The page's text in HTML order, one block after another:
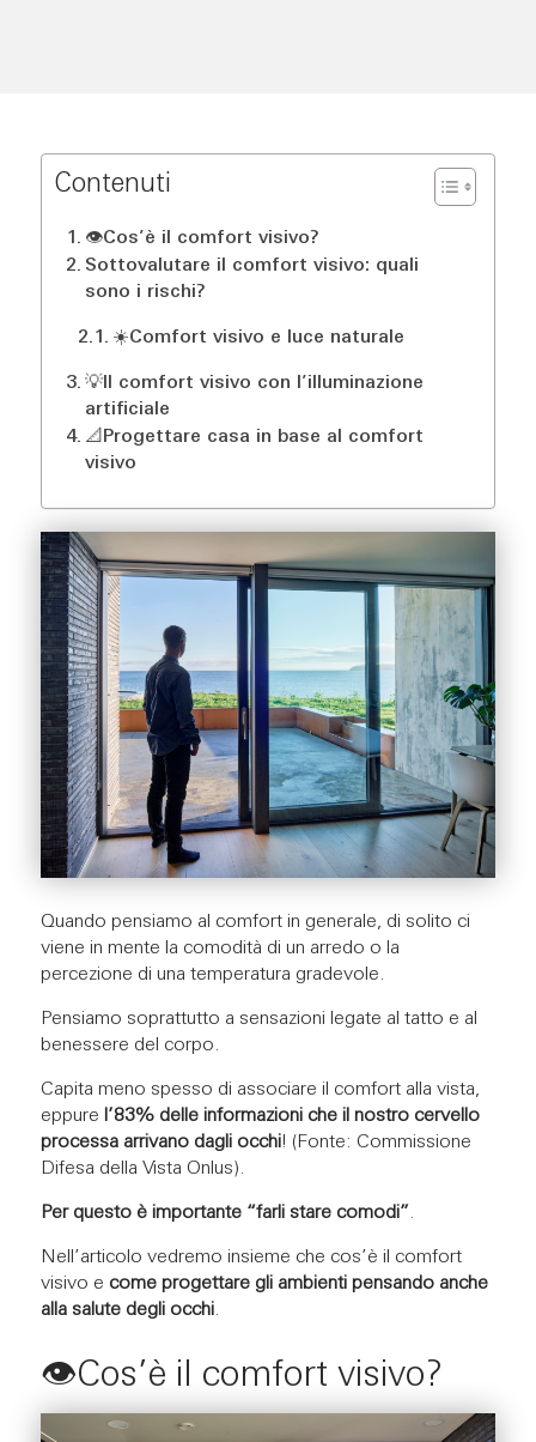
Contenuti
👁️Cos’è il comfort visivo?
Sottovalutare il comfort visivo: quali
sono i rischi?
☀️Comfort visivo e luce naturale
💡Il comfort visivo con l’illuminazione
artificiale
📐Progettare casa in base al comfort
visivo
Quando pensiamo al comfort in generale, di solito ci
viene in mente la comodità di un arredo o la
percezione di una temperatura gradevole.
Pensiamo soprattutto a sensazioni legate al tatto e al
benessere del corpo.
Capita meno spesso di associare il comfort alla vista,
eppure l’83% delle informazioni che il nostro cervello
processa arrivano dagli occhi! (Fonte: Commissione
Difesa della Vista Onlus).
Per questo è importante “farli stare comodi”.
Nell’articolo vedremo insieme che cos’è il comfort
visivo e come progettare gli ambienti pensando anche
alla salute degli occhi.
👁️Cos’è il comfort visivo?